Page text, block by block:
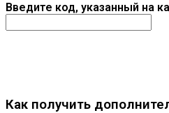
Введите код, указанный на
Как получить